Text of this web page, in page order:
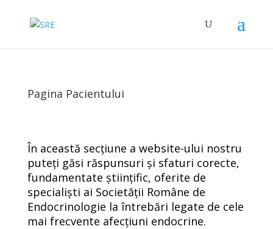
Pagina Pacientului
În această secțiune a website-ului nostru
puteți găsi răspunsuri și sfaturi corecte,
fundamentate științific, oferite de
specialiști ai Societății Române de
Endocrinologie la întrebări legate de cele
mai frecvente afecțiuni endocrine.